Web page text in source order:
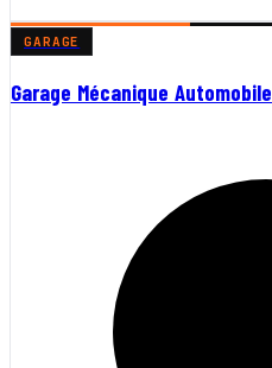
GARAGE
Garage Mécanique Automobile